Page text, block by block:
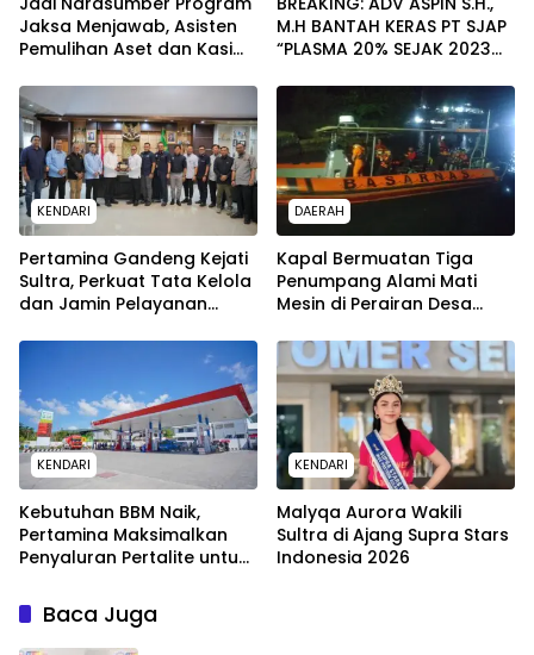
Jaksa Menjawab, Asisten
Pemulihan Aset dan Kasi
Terima Penghargaan dari
Komisaris MEK TV
M.H BANTAH KERAS PT SJAP
“PLASMA 20% SEJAK 2023
WARGA WAWOONE!
KENDARI
Pertamina Gandeng Kejati
Sultra, Perkuat Tata Kelola
dan Jamin Pelayanan
DAERAH
Kapal Bermuatan Tiga
Penumpang Alami Mati
Mesin di Perairan Desa
Dikerahkan
KENDARI
Kebutuhan BBM Naik,
Pertamina Maksimalkan
Penyaluran Pertalite untuk
KENDARI
Malyqa Aurora Wakili
Sultra di Ajang Supra Stars
Indonesia 2026
Baca Juga